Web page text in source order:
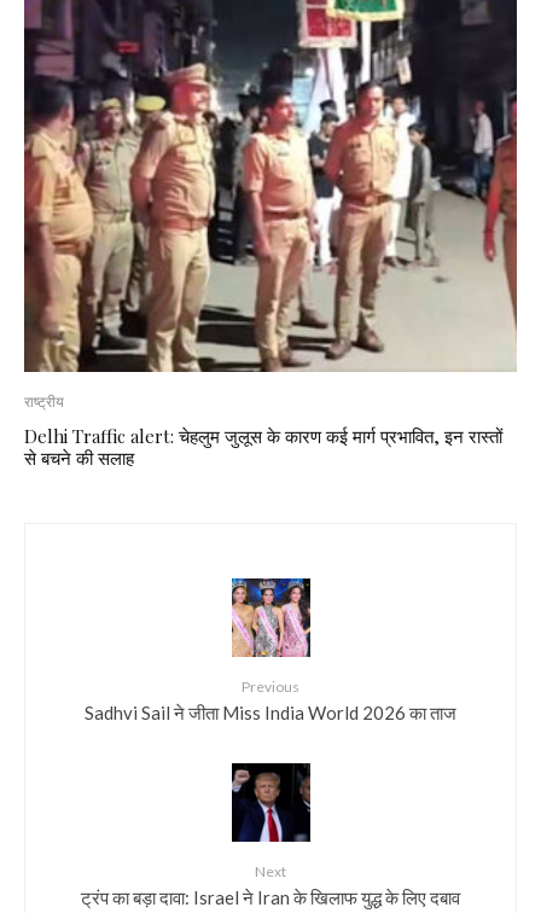
राष्ट्रीय
Delhi Traffic alert: चेहलुम जुलूस के कारण कई मार्ग प्रभावित, इन रास्तों
से बचने की सलाह
Previous
Sadhvi Sail ने जीता Miss India World 2026 का ताज
Next
ट्रंप का बड़ा दावा: Israel ने Iran के खिलाफ युद्ध के लिए दबाव